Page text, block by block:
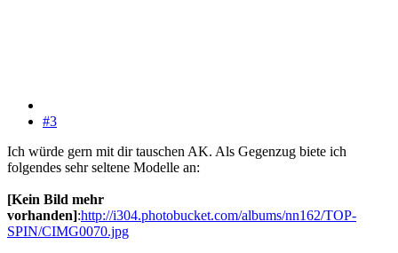
#3
Ich würde gern mit dir tauschen AK. Als Gegenzug biete ich
folgendes sehr seltene Modelle an:
[Kein Bild mehr
vorhanden]:http://i304.photobucket.com/albums/nn162/TOP-
SPIN/CIMG0070.jpg